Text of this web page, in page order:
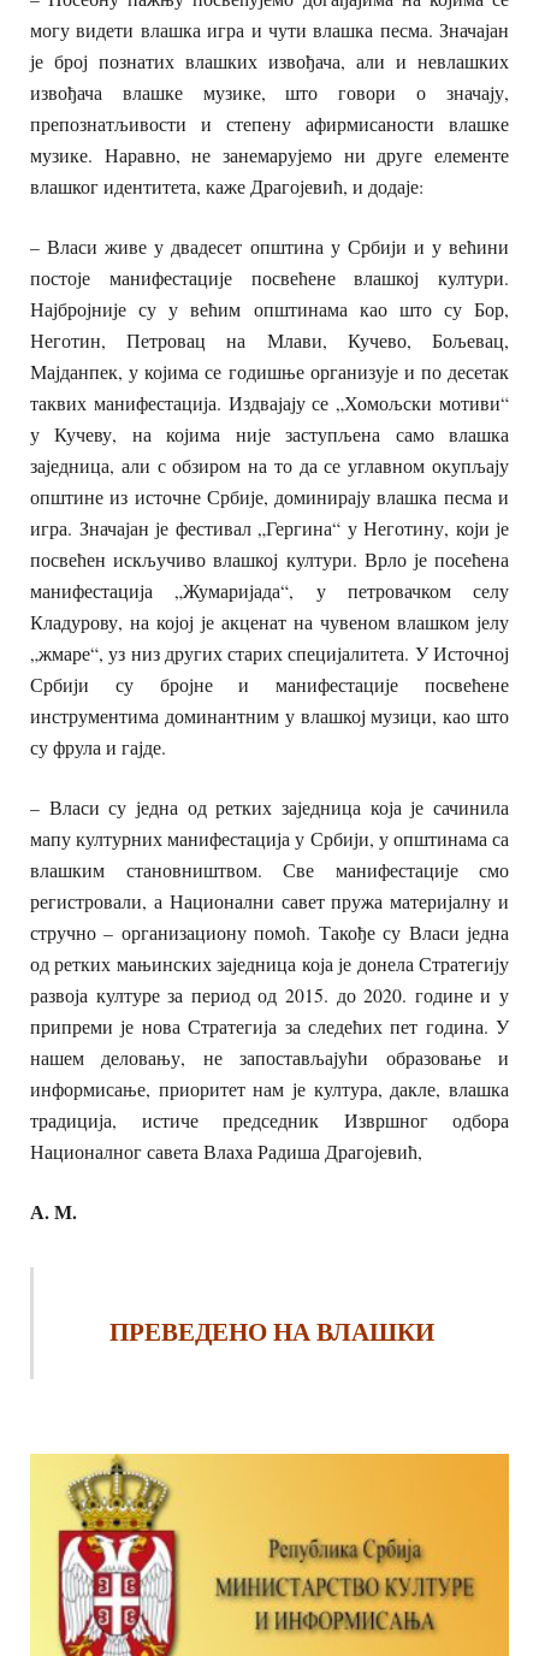
могу видети влашка игра и чути влашка песма. Значајан
је број познатих влашких извођача, али и невлашких
извођача влашке музике, што говори о значају,
препознатљивости и степену афирмисаности влашке
музике. Наравно, не занемарујемо ни друге елементе
влашког идентитета, каже Драгојевић, и додаје:
– Власи живе у двадесет општина у Србији и у већини
постоје манифестације посвећене влашкој култури.
Најбројније су у већим општинама као што су Бор,
Неготин, Петровац на Млави, Кучево, Бољевац,
Мајданпек, у којима се годишње организује и по десетак
таквих манифестација. Издвајају се „Хомољски мотиви“
у Кучеву, на којима није заступљена само влашка
заједница, али с обзиром на то да се углавном окупљају
општине из источне Србије, доминирају влашка песма и
игра. Значајан је фестивал „Гергина“ у Неготину, који је
посвећен искључиво влашкој култури. Врло је посећена
манифестација „Жумаријада“, у петровачком селу
Кладурову, на којој је акценат на чувеном влашком јелу
„жмаре“, уз низ других старих специјалитета. У Источној
Србији су бројне и манифестације посвећене
инструментима доминантним у влашкој музици, као што
су фрула и гајде.
– Власи су једна од ретких заједница која је сачинила
мапу културних манифестација у Србији, у општинама са
влашким становништвом. Све манифестације смо
регистровали, а Национални савет пружа материјалну и
стручно – организациону помоћ. Такође су Власи једна
од ретких мањинских заједница која је донела Стратегију
развоја културе за период од 2015. до 2020. године и у
припреми је нова Стратегија за следећих пет година. У
нашем деловању, не запостављајући образовање и
информисање, приоритет нам је култура, дакле, влашка
традиција, истиче председник Извршног одбора
Националног савета Влаха Радиша Драгојевић,
А. М.
ПРЕВЕДЕНО НА ВЛАШКИ